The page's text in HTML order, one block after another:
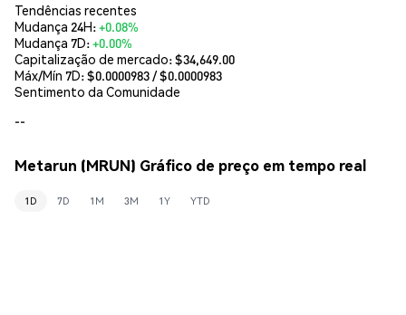
Tendências recentes
Mudança 24H:+0.08%
Mudança 7D:+0.00%
Capitalização de mercado:$34,649.00
Máx/Mín 7D: $0.0000983/ $0.0000983
Sentimento da Comunidade
--
Metarun (MRUN) Gráfico de preço em tempo real
1D 7D 1M 3M 1Y YTD